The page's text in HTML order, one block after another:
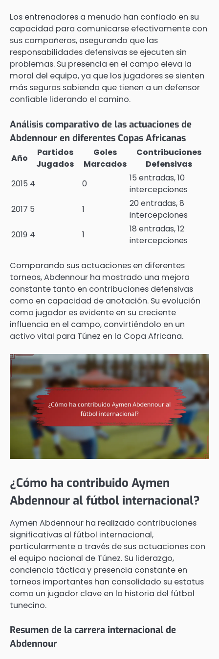
Los entrenadores a menudo han confiado en su
capacidad para comunicarse efectivamente con
sus compañeros, asegurando que las
responsabilidades defensivas se ejecuten sin
problemas. Su presencia en el campo eleva la
moral del equipo, ya que los jugadores se sienten
más seguros sabiendo que tienen a un defensor
confiable liderando el camino.
Análisis comparativo de las actuaciones de
Abdennour en diferentes Copas Africanas
Año
Partidos
Jugados
Goles
Marcados
Contribuciones
Defensivas
2015 4 0
15 entradas, 10
intercepciones
2017 5 1
20 entradas, 8
intercepciones
2019 4 1
18 entradas, 12
intercepciones
Comparando sus actuaciones en diferentes
torneos, Abdennour ha mostrado una mejora
constante tanto en contribuciones defensivas
como en capacidad de anotación. Su evolución
como jugador es evidente en su creciente
influencia en el campo, convirtiéndolo en un
activo vital para Túnez en la Copa Africana.
¿Cómo ha contribuido Aymen
Abdennour al fútbol internacional?
Aymen Abdennour ha realizado contribuciones
significativas al fútbol internacional,
particularmente a través de sus actuaciones con
el equipo nacional de Túnez. Su liderazgo,
conciencia táctica y presencia constante en
torneos importantes han consolidado su estatus
como un jugador clave en la historia del fútbol
tunecino.
Resumen de la carrera internacional de
Abdennour